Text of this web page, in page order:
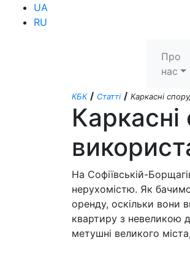
UA
RU
Про
нас
КБК / Статті / Каркасні
На Софіївській-
нерухомістю. Як
оренду, оскільки вони
квартиру з невеликою
метушні великого